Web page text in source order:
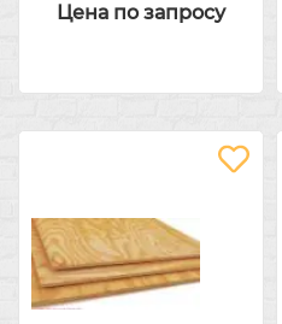
Цена по запросу